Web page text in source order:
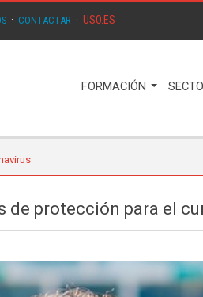
· CONTACTAR · USO.ES
FORMACIÓN
de protección para el